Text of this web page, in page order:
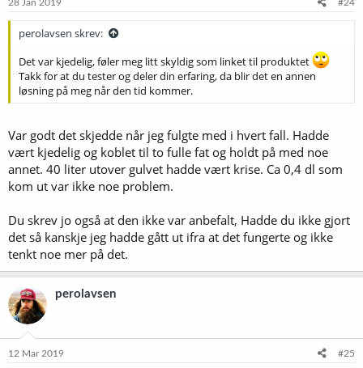
28 Jan 2019 #24
perolavsen skrev:
Det var kjedelig, føler meg litt skyldig som linket til produktet
Takk for at du tester og deler din erfaring, da blir det en annen
løsning på meg når den tid kommer.
Var godt det skjedde når jeg fulgte med i hvert fall. Hadde
vært kjedelig og koblet til to fulle fat og holdt på med noe
annet. 40 liter utover gulvet hadde vært krise. Ca 0,4 dl som
kom ut var ikke noe problem.
Du skrev jo også at den ikke var anbefalt, Hadde du ikke gjort
det så kanskje jeg hadde gått ut ifra at det fungerte og ikke
tenkt noe mer på det.
perolavsen
12 Mar 2019 #25